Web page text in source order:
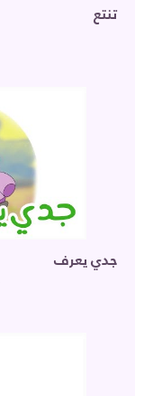
تنتع
جدي يعرف